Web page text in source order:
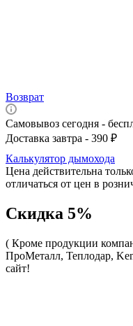
Возврат
Самовывоз сегодня -
Доставка завтра - 390 ₽
Калькулятор дымохода
Цена действительна
отличаться от цен в
Скидка 5%
( Кроме продукции
ПроМеталл, Теплодар,
сайт!